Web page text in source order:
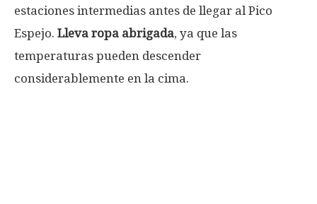
estaciones intermedias antes de llegar al Pico
Espejo. Lleva ropa abrigada, ya que las
temperaturas pueden descender
considerablemente en la cima.